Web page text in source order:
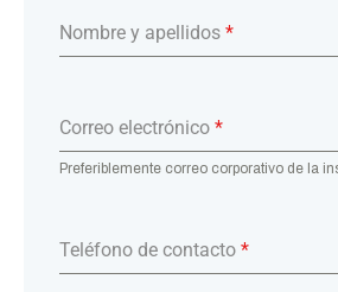
Nombre y apellidos *
Correo electrónico *
Preferiblemente correo corporativo de la
Teléfono de contacto *